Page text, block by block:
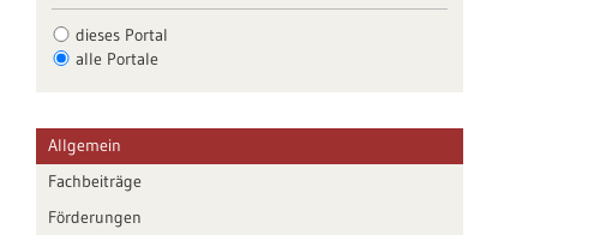
dieses Portal
alle Portale
Allgemein
Fachbeiträge
Förderungen